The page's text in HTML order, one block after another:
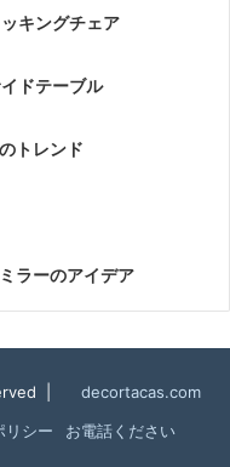
キングチェア
ドテーブル
トレンド
ラーのアイデア
|
decortacas.com
リシー お電話ください